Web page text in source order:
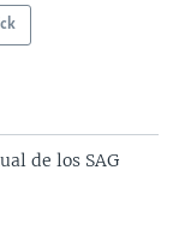
de los SAG